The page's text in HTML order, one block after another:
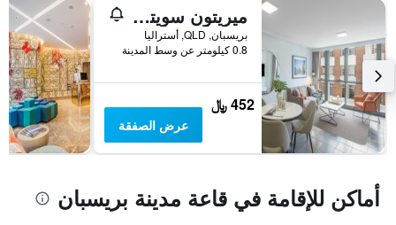
ميريتون سويتس آديليد ستريت، بريزبن
بريسبان, QLD, أستراليا
0.8 كيلومتر عن وسط المدينة
452 ﷼
عرض الصفقة
أماكن للإقامة في قاعة مدينة بريسبان